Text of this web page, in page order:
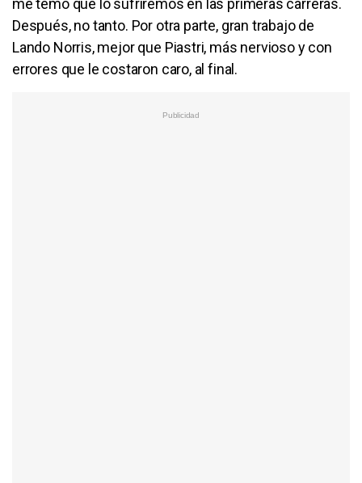
Después, no tanto. Por otra parte, gran trabajo de
Lando Norris, mejor que Piastri, más nervioso y con
errores que le costaron caro, al final.